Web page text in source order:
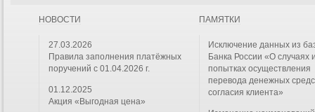
НОВОСТИ
27.03.2026
Правила заполнения платёжных
поручений с 01.04.2026 г.
01.12.2025
Акция «Выгодная цена»
ПАМЯТКИ
Исключение данных из
Банка России «О случаях
попытках осуществления
перевода денежных
согласия клиента»